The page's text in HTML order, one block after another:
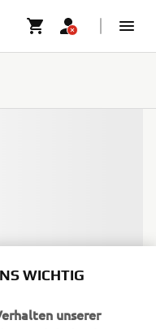
WICHTIG
unserer